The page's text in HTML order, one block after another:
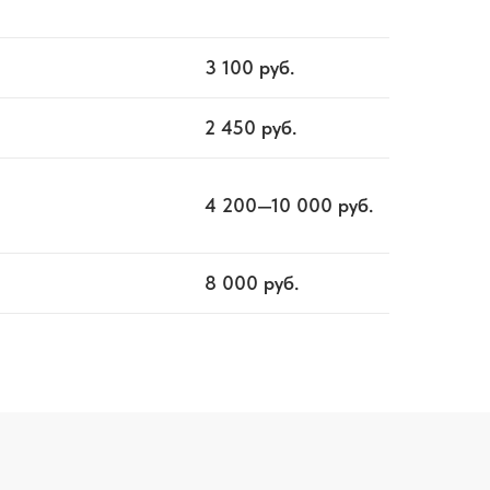
3 100 руб.
2 450 руб.
4 200—10 000 руб.
8 000 руб.